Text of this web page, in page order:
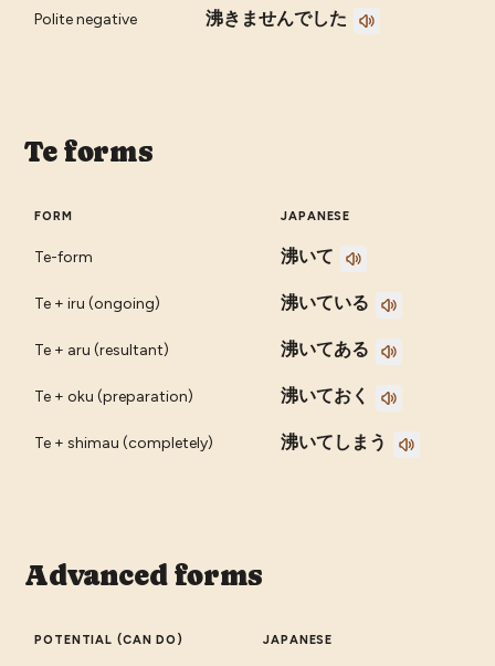
Polite negative 沸きませんでした
Te forms
FORM JAPANESE
Te-form 沸いて
Te + iru (ongoing) 沸いている
Te + aru (resultant) 沸いてある
Te + oku (preparation) 沸いておく
Te + shimau (completely) 沸いてしまう
Advanced forms
POTENTIAL (CAN DO) JAPANESE